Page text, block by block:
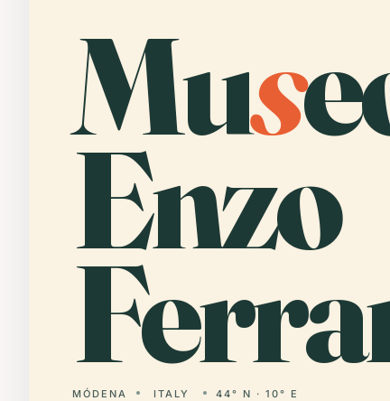
Mus
Enzo
MÓDENA ITALY 44° N · 10° E